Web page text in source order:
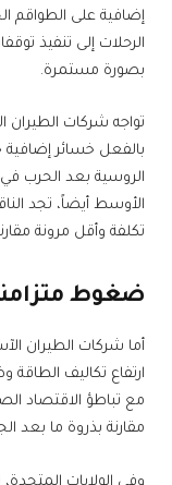
إضافية على الطواقم
الرحلات إلى تنفيذ
بصورة مستمرة.
تواجه شركات الطيران
بالفعل خسائر إضافية
الروسية بعد الحرب
الأوسط أيضاً، تجد
تكلفة وأقل مرونة
ضغوط
أما شركات الطيران
ارتفاع تكاليف
مع تباطؤ الاقتصاد
مقارنة بذروة ما بعد